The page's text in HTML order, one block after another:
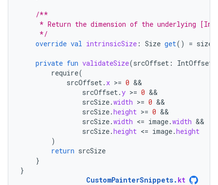
/**
* Return the dimension of the underlying
     */
override val intrinsicSize : Size get() = size
private fun validateSize(srcOffset : IntOffset
require(
srcOffset. x >= 0
srcOffset.y >= 0
srcSize.width >= 0
srcSize.height >= 0
srcSize.width <= image.width
srcSize.height <= image.height
)
return srcSize
}
}
CustomPainterSnippets. kt